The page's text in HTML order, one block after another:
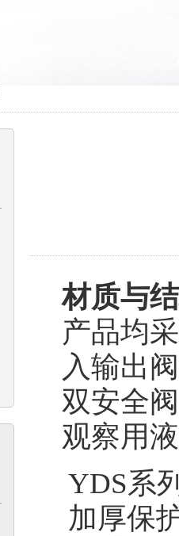
材质与
产品均
入输出
双安全
观察用
YDS系
加厚保